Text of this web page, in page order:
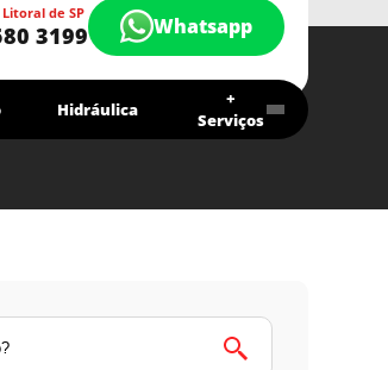
de SP
3199 Whatsapp
Hidráulica
+
Serviços
24 Hs.